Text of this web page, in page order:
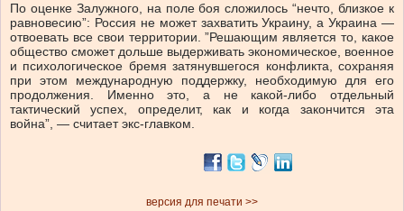
По оценке Залужного, на поле боя сложилось “нечто, близкое к
равновесию”: Россия не может захватить Украину, а Украина —
отвоевать все свои территории. ”Решающим является то, какое
общество сможет дольше выдерживать экономическое, военное
и психологическое бремя затянувшегося конфликта, сохраняя
при этом международную поддержку, необходимую для его
продолжения. Именно это, а не какой-либо отдельный
тактический успех, определит, как и когда закончится эта
война”, — считает экс-главком.
версия для печати >>